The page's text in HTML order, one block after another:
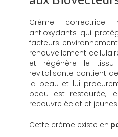
Crème correctrice
antioxydants qui
facteurs
renouvellement
et régénère le tissu
revitalisante contient
la peau et lui
peau est restaurée,
recouvre éclat et
Cette crème existe en